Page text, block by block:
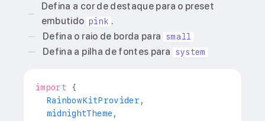
Defina a cor de destaque para o preset
embutido pink .
Defina o raio de borda para
small
Defina a pilha de fontes para system
import
{
RainbowKitProvider ,
  midnightTheme
,